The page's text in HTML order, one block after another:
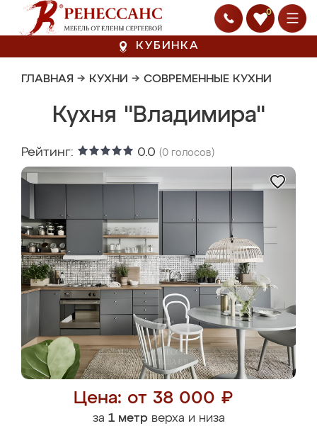
0
КУБИНКА
ГЛАВНАЯ → КУХНИ → СОВРЕМЕННЫЕ КУХНИ
Кухня "Владимира"
Рейтинг: 0.0 (0 голосов)
Цена: от 38 000 ₽
за 1 метрверха и низа